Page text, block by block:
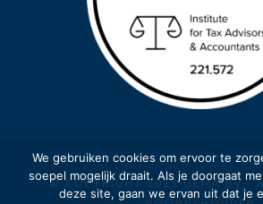
© COPYRIGHT 2023 GEMA BV -
We gebruiken cookies om ervoor te
soepel mogelijk draait. Als je doorgaat
deze site, gaan we ervan uit dat je